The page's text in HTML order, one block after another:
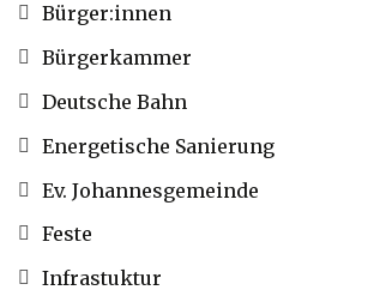
Bürger:innen
Bürgerkammer
Deutsche Bahn
Energetische Sanierung
Ev. Johannesgemeinde
Feste
Infrastuktur